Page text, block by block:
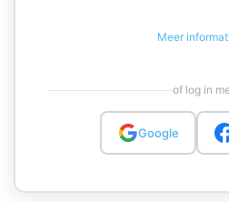
Meer
of log in
Google